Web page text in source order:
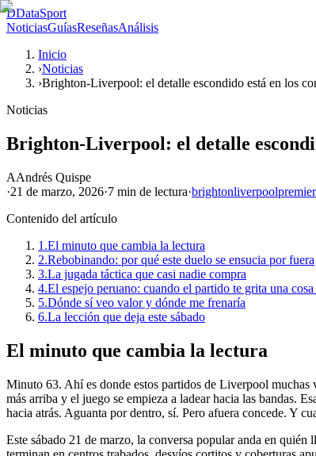
DDataSport
NoticiasGuíasReseñasAnálisis
Inicio
›Noticias
›Brighton-Liverpool: el detalle escondido está en los
Noticias
Brighton-Liverpool: el detalle
AAndrés Quispe
·21 de marzo, 2026·7 min de lectura·brightonliverpool
Contenido del artículo
1.El minuto que cambia la lectura
2.Rebobinando: por qué este duelo se ensucia por fuera
3.La jugada táctica que casi nadie compra
4.El espejo peruano: cuando el partido te grita una cosa
5.Dónde sí veo valor y dónde me frenaría
6.La lección que deja este sábado
El minuto que cambia la lectura
Minuto 63. Ahí es donde estos partidos de Liverpool muchas
más arriba y el juego se empieza a ladear hacia las bandas.
hacia atrás. Aguanta por dentro, sí. Pero afuera concede. Y
Este sábado 21 de marzo, la conversa popular anda en